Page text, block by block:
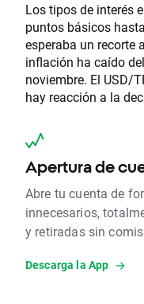
Los tipos de interés
puntos básicos
esperaba un recorte
inflación ha caído
noviembre. El USD/
hay reacción a la
Apertura de
Abre tu cuenta de
innecesarios,
y retiradas sin
Descarga la App